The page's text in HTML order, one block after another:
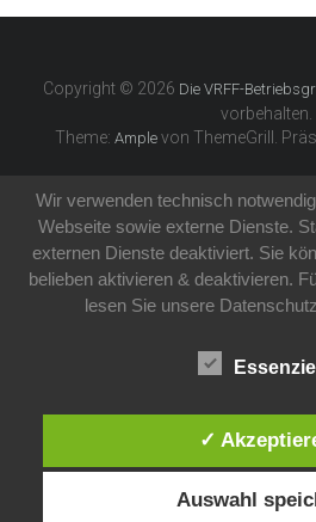
Copyright © 2026 Die VRFF-
vorbehalten.
Theme:Ample von ThemeGrill.
Wir verwenden technisch
Webseite sowie externe Dienste.
externen Dienste deaktiviert. Sie
belieben aktivieren & deaktivieren.
lesen Sie unsere
Essenziell
✓
Auswahl